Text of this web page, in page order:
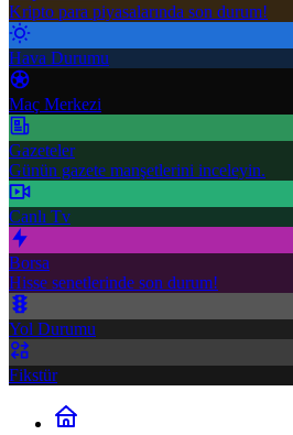
Kripto para piyasalarında son durum!
Hava Durumu
Maç Merkezi
Gazeteler
Günün gazete manşetlerini inceleyin.
Canlı Tv
Borsa
Hisse senetlerinde son durum!
Yol Durumu
Fikstür